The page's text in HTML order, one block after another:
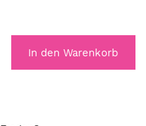
In den Warenkorb